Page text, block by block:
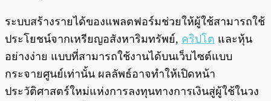
ระบบสร้างรายได้ของแพลตฟอร์มช่วยให้ผู้ใช้สามารถใช้
ประโยชน์จากเหรียญอสังหาริมทรัพย์, คริปโต และหุ้น
อย่างง่าย แบบที่สามารถใช้งานได้บนเว็บไซต์แบบ
กระจายศูนย์เท่านั้น ผลลัพธ์อาจทำให้เปิดหน้า
ประวัติศาสตร์ใหม่แห่งการลงทุนทางการเงินสู่ผู้ใช้ในวง